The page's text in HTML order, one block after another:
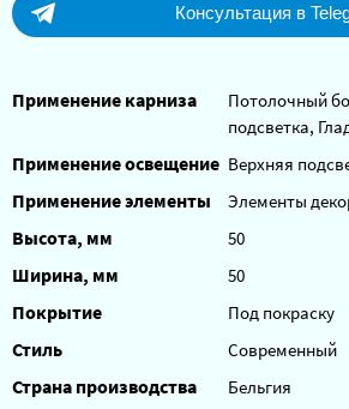
Консультация в
Применение карниза
Потолочный
подсветка,
Применение освещение Верхняя
Применение элементы Элементы
Высота, мм 50
Ширина, мм 50
Покрытие Под покраску
Стиль Современный
Страна производства Бельгия